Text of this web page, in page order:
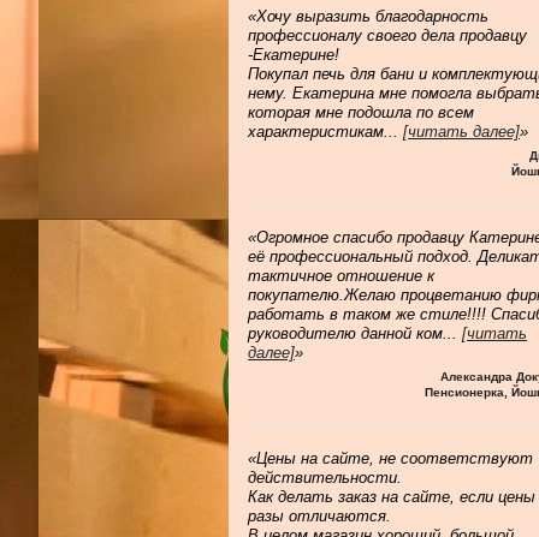
«Хочу выразить благодарность
профессионалу своего дела продавцу
-Екатерине!
Покупал печь для бани и
нему. Екатерина мне помогла
которая мне подошла по всем
характеристикам
[читать далее]»
«Огромное спасибо продавцу
её профессиональный подход.
тактичное отношение к
покупателю.Желаю процветанию
работать в таком же стиле!!!!
руководителю данной ком
[читать
далее]»
Александра
Пенсионерка,
«Цены на сайте, не соответствуют
действительности.
Как делать заказ на сайте, если цены
разы отличаются.